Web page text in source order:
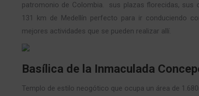
patromonio de Colombia. sus plazas florecidas, sus
131 km de Medellín perfecto para ir conduciendo
mejores actividades que se pueden realizar allí.
Basílica de la Inmaculada
Templo de estilo neogótico que ocupa un área de